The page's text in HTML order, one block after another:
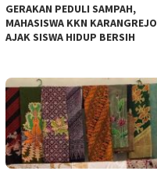
GERAKAN PEDULI SAMPAH,
MAHASISWA KKN KARANGREJO
AJAK SISWA HIDUP BERSIH